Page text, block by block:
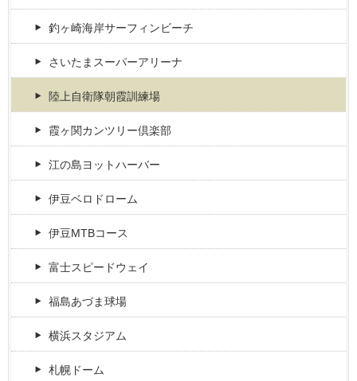
釣ヶ崎海岸サーフィンビーチ
さいたまスーパーアリーナ
陸上自衛隊朝霞訓練場
霞ヶ関カンツリー倶楽部
江の島ヨットハーバー
伊豆ベロドローム
伊豆MTBコース
富士スピードウェイ
福島あづま球場
横浜スタジアム
札幌ドーム